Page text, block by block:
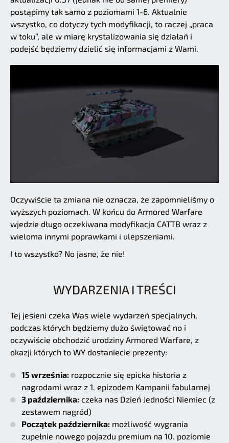
postąpimy tak samo z poziomami 1-6. Aktualnie
wszystko, co dotyczy tych modyfikacji, to raczej „praca
w toku”, ale w miarę krystalizowania się działań i
podejść będziemy dzielić się informacjami z Wami.
Oczywiście ta zmiana nie oznacza, że zapomnieliśmy o
wyższych poziomach. W końcu do Armored Warfare
wjedzie długo oczekiwana modyfikacja CATTB wraz z
wieloma innymi poprawkami i ulepszeniami.
I to wszystko? No jasne, że nie!
WYDARZENIA I TREŚCI
Tej jesieni czeka Was wiele wydarzeń specjalnych,
podczas których będziemy dużo świętować no i
oczywiście obchodzić urodziny Armored Warfare, z
okazji których to WY dostaniecie prezenty:
15 września: rozpocznie się epicka historia z
nagrodami wraz z 1. epizodem Kampanii fabularnej
3 października: czeka nas Dzień Jedności Niemiec (z
zestawem nagród)
Początek października: możliwość wygrania
zupełnie nowego pojazdu premium na 10. poziomie